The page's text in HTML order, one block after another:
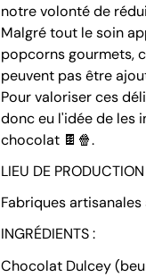
notre volonté de
Malgré tout le soin
popcorns gourmets,
peuvent pas être
Pour valoriser ces
donc eu l'idée de les
chocolat 🍫🍿.
LIEU DE
Fabriques artisanales
INGRÉDIENTS :
Chocolat Dulcey